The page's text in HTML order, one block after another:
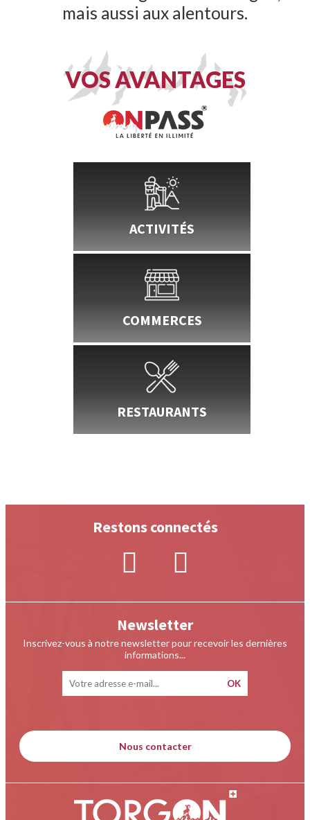
mais aussi aux alentours.
VOS AVANTAGES
ACTIVITÉS
COMMERCES
RESTAURANTS
Newsletter
Inscrivez-vous à notre newsletter pour recevoir les dernières
informations...
Restons connectés
Nous contacter